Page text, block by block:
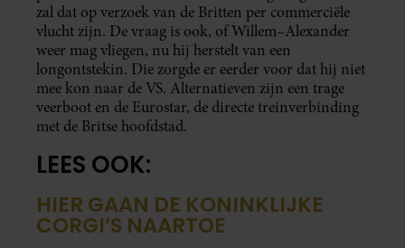
zal dat op verzoek van de Britten per commerciële
vlucht zijn. De vraag is ook, of Willem–Alexander
weer mag vliegen, nu hij herstelt van een
longontstekin. Die zorgde er eerder voor dat hij niet
mee kon naar de VS. Alternatieven zijn een trage
veerboot en de Eurostar, de directe treinverbinding
met de Britse hoofdstad.
LEES OOK:
HIER GAAN DE KONINKLIJKE
CORGI’S NAARTOE